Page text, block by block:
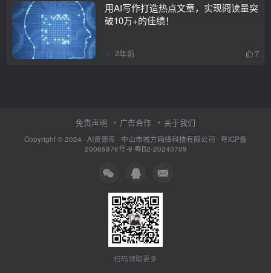
用AI写作打造热点文章，实现阅读量突
破10万+的佳绩！
2年前 7
免责声明 广告合作 关于我们
Copyright © 2024 · AI资源库 · 中山市域方网络科技有限公司 · 粤ICP备
20065976号-9 粤B2-20240709
扫码领取更多